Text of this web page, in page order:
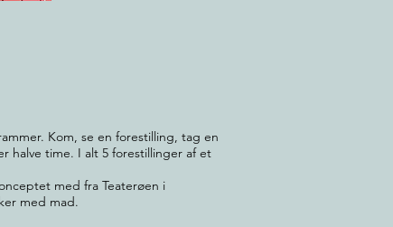
Kom, se en forestilling, tag en
halve time. I alt 5 forestillinger af et
med fra Teaterøen i
med mad.